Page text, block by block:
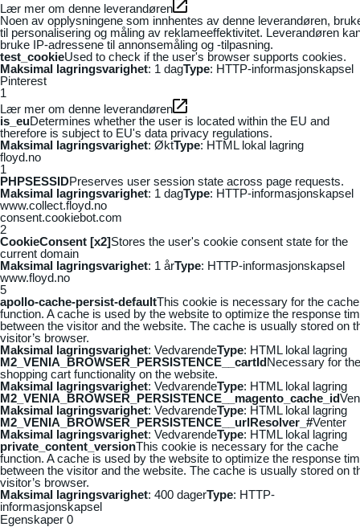
Lær mer om denne leverandøren
Noen av opplysningene som innhentes av denne leverandøren,
til personalisering og måling av reklameeffektivitet. Leverandøren
bruke IP-adressene til annonsemåling og -tilpasning.
test_cookieUsed to check if the user's browser supports cookies.
Maksimal lagringsvarighet: 1 dagType: HTTP-informasjonskapsel
Pinterest
1
Lær mer om denne leverandøren
is_euDetermines whether the user is located within the EU and
therefore is subject to EU's data privacy regulations.
Maksimal lagringsvarighet: ØktType: HTML lokal lagring
floyd.no
1
PHPSESSIDPreserves user session state across page requests.
Maksimal lagringsvarighet: 1 dagType: HTTP-informasjonskapsel
www.collect.floyd.no
consent.cookiebot.com
2
CookieConsent [x2]Stores the user's cookie consent state for the
current domain
Maksimal lagringsvarighet: 1 årType: HTTP-informasjonskapsel
www.floyd.no
5
apollo-cache-persist-defaultThis cookie is necessary for the cache
function. A cache is used by the website to optimize the response
between the visitor and the website. The cache is usually stored on
visitor’s browser.
Maksimal lagringsvarighet: VedvarendeType: HTML lokal lagring
M2_VENIA_BROWSER_PERSISTENCE__cartIdNecessary for the
shopping cart functionality on the website.
Maksimal lagringsvarighet: VedvarendeType: HTML lokal lagring
M2_VENIA_BROWSER_PERSISTENCE__magento_cache_id
Maksimal lagringsvarighet: VedvarendeType: HTML lokal lagring
M2_VENIA_BROWSER_PERSISTENCE__urlResolver_#Venter
Maksimal lagringsvarighet: VedvarendeType: HTML lokal lagring
private_content_versionThis cookie is necessary for the cache
function. A cache is used by the website to optimize the response
between the visitor and the website. The cache is usually stored on
visitor’s browser.
Maksimal lagringsvarighet: 400 dagerType: HTTP-
informasjonskapsel
Egenskaper 0